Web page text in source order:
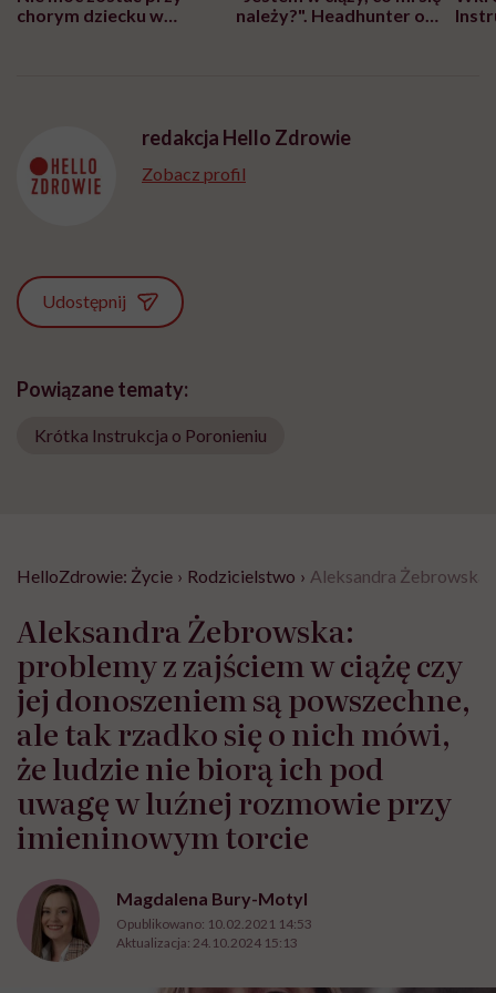
chorym dziecku w
należy?". Headhunter o
redakcja Hello Zdrowie
Zobacz profil
Udostępnij
Powiązane tematy:
Krótka Instrukcja o Poronieniu
HelloZdrowie: Życie › Rodzicielstwo › Aleksandra Żebrowska:
Aleksandra Żebrowska:
problemy z zajściem w ciążę czy
jej donoszeniem są powszechne,
ale tak rzadko się o nich mówi,
że ludzie nie biorą ich pod
uwagę w luźnej rozmowie przy
imieninowym torcie
Magdalena Bury-Motyl
Opublikowano: 10.02.2021 14:53
Aktualizacja: 24.10.2024 15:13